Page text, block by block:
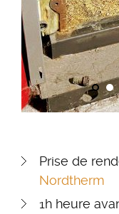
Prise de
Nordtherm
1h heure